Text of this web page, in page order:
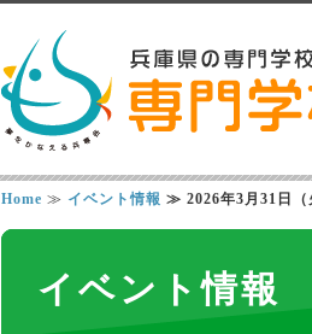
Home ≫ イベント情報 ≫ 2026年3月31日（
イベント情報